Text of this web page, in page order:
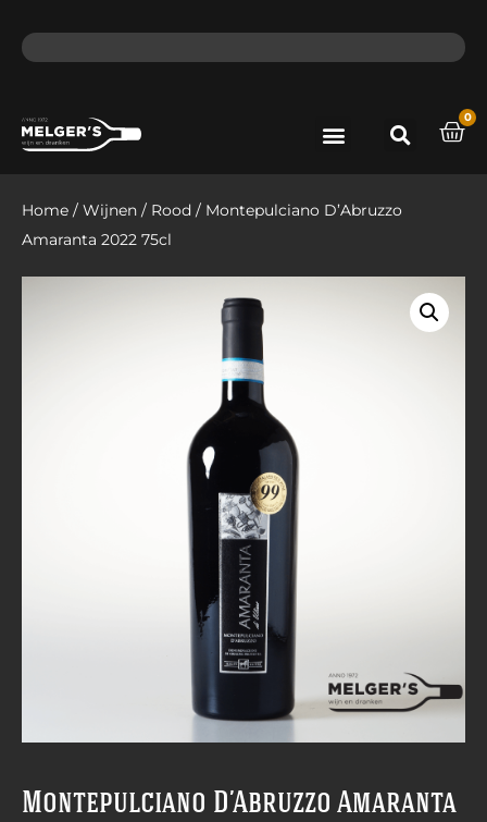
0
Home / Wijnen / Rood / Montepulciano D’Abruzzo
Amaranta 2022 75cl
Montepulciano D’Abruzzo Amaranta